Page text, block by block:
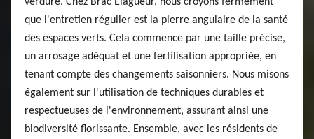
que l'entretien régulier est la pierre angulaire de la santé
des espaces verts. Cela commence par une taille précise,
un arrosage adéquat et une fertilisation appropriée, en
tenant compte des changements saisonniers. Nous misons
également sur l'utilisation de techniques durables et
respectueuses de l'environnement, assurant ainsi une
biodiversité florissante. Ensemble, avec les résidents de